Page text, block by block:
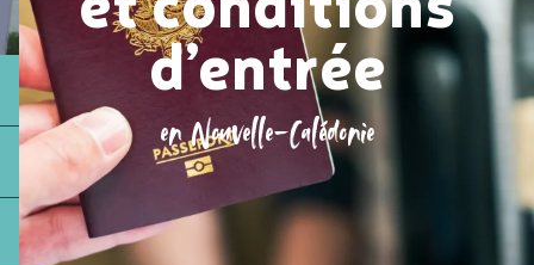
d’entrée
en Nouvelle-Calédonie